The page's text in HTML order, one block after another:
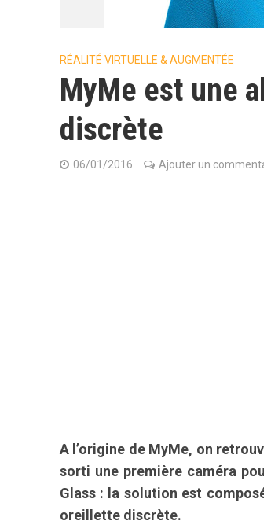
RÉALITÉ VIRTUELLE & AUGMENTÉE
MyMe est une
discrète
06/01/2016 Ajouter un
A l’origine de MyMe, on
sorti une première caméra
Glass : la solution est
oreillette discrète.